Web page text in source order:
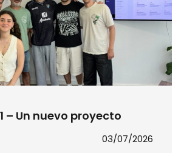
– Un nuevo proyecto
03/07/2026